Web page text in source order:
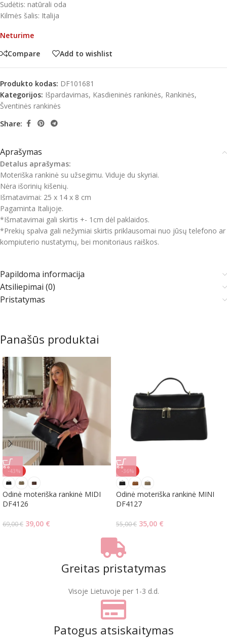
Sudėtis: natūrali oda
Kilmės šalis: Italija
Neturime
Compare
Add to wishlist
Produkto kodas: DF101681
Kategorijos: Išpardavimas, Kasdieninės rankinės, Rankinės,
Šventinės rankinės
Share:
Aprašymas
Detalus aprašymas:
Moteriška rankinė su užsegimu. Viduje du skyriai.
Nėra išorinių kišenių.
Išmatavimai: 25 x 14 x 8 cm
Pagaminta Italijoje.
*Išmatavimai gali skirtis +- 1cm dėl paklaidos.
*Prekių spalva gali nežymiai skirtis priklausomai nuo jūsų telefono ar
kompiuterio nustatymų, bei monitoriaus raiškos.
Papildoma informacija
Atsiliepimai (0)
Pristatymas
Panašūs produktai
-43%
Odinė moteriška rankinė MIDI
DF4126
69,00€ 39,00 €
-36%
Odinė moteriška rankinė MINI
DF4127
55,00€ 35,00 €
Greitas pristatymas
Visoje Lietuvoje per 1-3 d.d.
Patogus atsiskaitymas